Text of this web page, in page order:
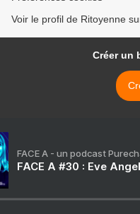
Voir le profil de Ritoyenne
Créer un
FACE A - un podcast
FACE A #30 : Eve